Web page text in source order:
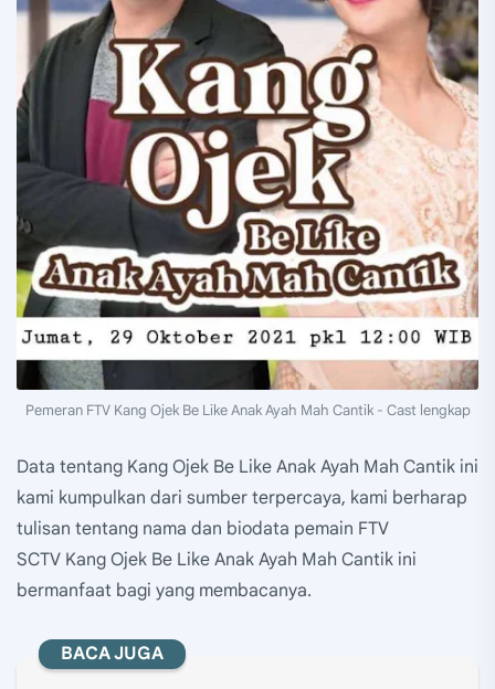
Pemeran FTV Kang Ojek Be Like Anak Ayah Mah Cantik - Cast lengkap
Data tentang Kang Ojek Be Like Anak Ayah Mah Cantik ini
kami kumpulkan dari sumber terpercaya, kami berharap
tulisan tentang nama dan biodata pemain FTV
SCTV Kang Ojek Be Like Anak Ayah Mah Cantik ini
bermanfaat bagi yang membacanya.
BACA JUGA